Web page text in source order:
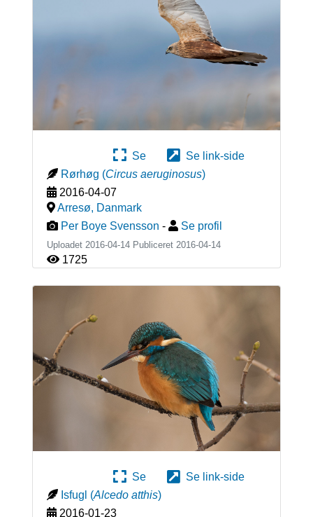
Se
Se link-side
Rørhøg (Circus aeruginosus)
2016-04-07
Arresø, Danmark
Per Boye Svensson - Se profil
Uploadet 2016-04-14 Publiceret 2016-04-14
1725
Se
Se link-side
Isfugl (Alcedo atthis)
2016-01-23